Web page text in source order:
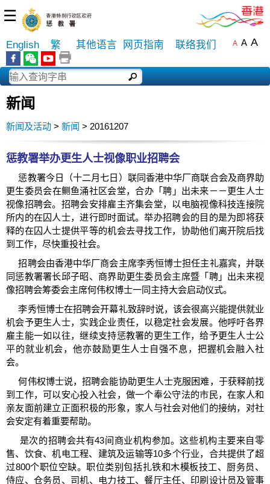
☰
English 繁 其他语言 网页指南 联络我们 A A A
新闻
新闻及活动 > 新闻 > 20161207
惩教署举办更生人士视像职业招聘会
惩教署今日（十二月七日）联同香港中华厂商联合会及商界助
更生委员会在鲗鱼涌社区会堂，合办「聘」出未来－－更生人士
视像招聘会。招聘会安排雇主齐集会堂，以电脑视像科技连接院
所内的在囚人士，进行即时面试。举办招聘会的目的是为即将获
释的在囚人士提供平等的机会去寻找工作，协助他们离开院后找
到工作，尽快重投社会。
招聘会由香港中华厂商会主席李秀恒博士担任主礼嘉宾，并联
同惩教署署长邱子昭、商界助更生委员会主席暨「聘」出未来视
像招聘会筹委会主席何伟权博士一同主持大会启动仪式。
李秀恒博士在招聘会开幕礼致辞时说，该会很高兴能提供就业
机会予更生人士，实践企业责任，以稳定社会发展。他呼吁各界
雇主能一如以往，继续支持惩教署的更生工作，给予更生人士公
平的就业机会，他亦鼓励更生人士自强不息，把握机会融入社
会。
何伟权博士说，招聘会能协助更生人士克服困难，于获释前找
到工作，可以安心投入社会，做一个奉公守法的市民，在家人和
亲友面前建立正面积极的形象，家人与社会对他们的接纳，对社
会安定有着重要帮助。
是次的招聘会共有43间商业机构参加。这些机构主要来自零
售、饮食、机电工程、建筑及运输等10多个行业，合共提供了超
过800个职位空缺。职位类别包括扎铁和木模板技工、厨务员、
侍应、仓务员、司机、电力技工、餐厅主任、印刷设计员及管事